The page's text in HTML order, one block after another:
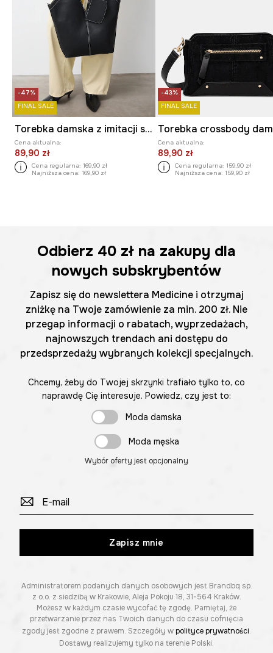
-47%
FINAL SALE
Torebka damska z imitacji skóry
Cena aktualna:
89,90 zł
Cena regularna: 169,90 zł
Najniższa cena: 169,90 zł
-43%
FINAL SALE
Cena aktualna:
89,90 zł
Cena regularna: 159,90 zł
Najniższa cena: 159,90 zł
Odbierz 40 zł na zakupy dla
nowych subskrybentów
Zapisz się do newslettera Medicine i otrzymaj
zniżkę na Twoje zamówienie za min. 200 zł. Nie
przegap informacji o rabatach, wyprzedażach,
najnowszych trendach ani dostępu do
przedsprzedaży wybranych kolekcji specjalnych.
Chcemy, żeby do Twojej skrzynki trafiało tylko to, co
naprawdę Cię interesuje. Powiedz, czy jest to:
Moda damska
Moda męska
Wybór oferty jest opcjonalny
Zapisz mnie
Administratorem podanych danych osobowych jest Brandbq sp.
z o.o. z siedzibą w Krakowie, Aleja Pokoju 18, 31-564 Kraków.
Możesz w każdym czasie wycofać tę zgodę. Pamiętaj, że
przetwarzanie przez nas Twoich danych do czasu cofnięcia
zgody jest zgodne z prawem. Szczegóły w polityce prywatności.
Dostawy realizujemy tylko na terenie Polski.